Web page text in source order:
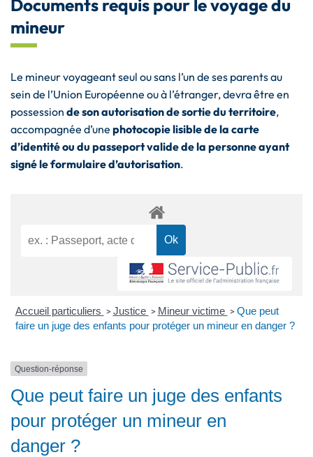
Documents requis pour le voyage du
mineur
Le mineur voyageant seul ou sans l’un de ses parents au
sein de l’Union Européenne ou à l’étranger, devra être en
possession de son autorisation de sortie du territoire,
accompagnée d’une photocopie lisible de la carte
d’identité ou du passeport valide de la personne ayant
signé le formulaire d’autorisation.
Accueil particuliers > Justice > Mineur victime > Que peut
faire un juge des enfants pour protéger un mineur en danger ?
Question-réponse
Que peut faire un juge des enfants
pour protéger un mineur en
danger ?